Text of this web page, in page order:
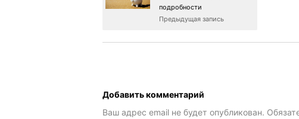
подробности
Предыдущая запись
Добавить комментарий
Ваш адрес email не будет опубликован.